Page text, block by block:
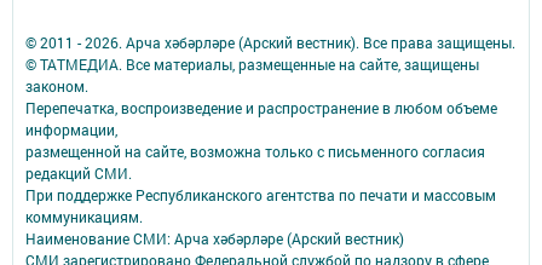
© 2011 - 2026. Арча хәбәрләре (Арский вестник). Все права защищены.
© ТАТМЕДИА. Все материалы, размещенные на сайте, защищены
законом.
Перепечатка, воспроизведение и распространение в любом объеме
информации,
размещенной на сайте, возможна только с письменного согласия
редакций СМИ.
При поддержке Республиканского агентства по печати и массовым
коммуникациям.
Наименование СМИ: Арча хәбәрләре (Арский вестник)
СМИ зарегистрировано Федеральной службой по надзору в сфере